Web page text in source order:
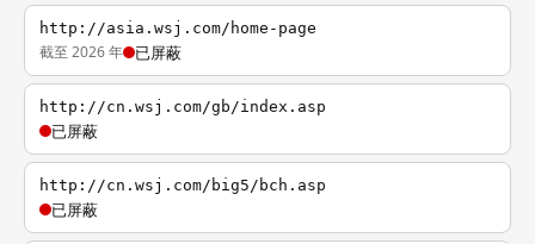
http://asia.wsj.com/home-page
截至 2026 年 已屏蔽
http://cn.wsj.com/gb/index.asp
已屏蔽
http://cn.wsj.com/big5/bch.asp
已屏蔽